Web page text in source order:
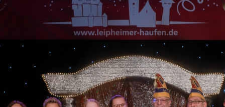
Home
Gesellschaft
Präsidium
Prinzenpaare
Marschfunken
Weiß-Blaue-Garde